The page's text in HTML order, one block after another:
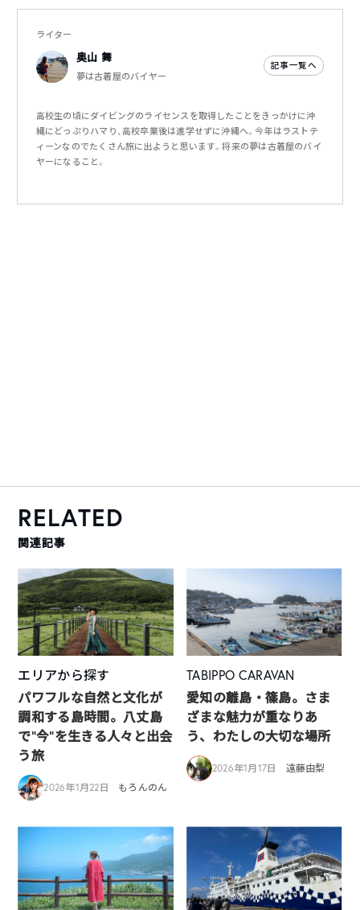
ライター
奥山 舞
夢は古着屋のバイヤー
記事一覧へ
高校生の頃にダイビングのライセンスを取得したことをきっかけに沖
縄にどっぷりハマり、高校卒業後は進学せずに沖縄へ。今年はラストテ
ィーンなのでたくさん旅に出ようと思います。将来の夢は古着屋のバイ
ヤーになること。
RELATED
関連記事
エリアから探す
パワフルな自然と文化が
調和する島時間。八丈島
で“今”を生きる人々と出会
う旅
2026年1月22日 もろんのん
TABIPPO CARAVAN
愛知の離島・篠島。さま
ざまな魅力が重なりあ
う、わたしの大切な場所
2026年1月17日 遠藤由梨